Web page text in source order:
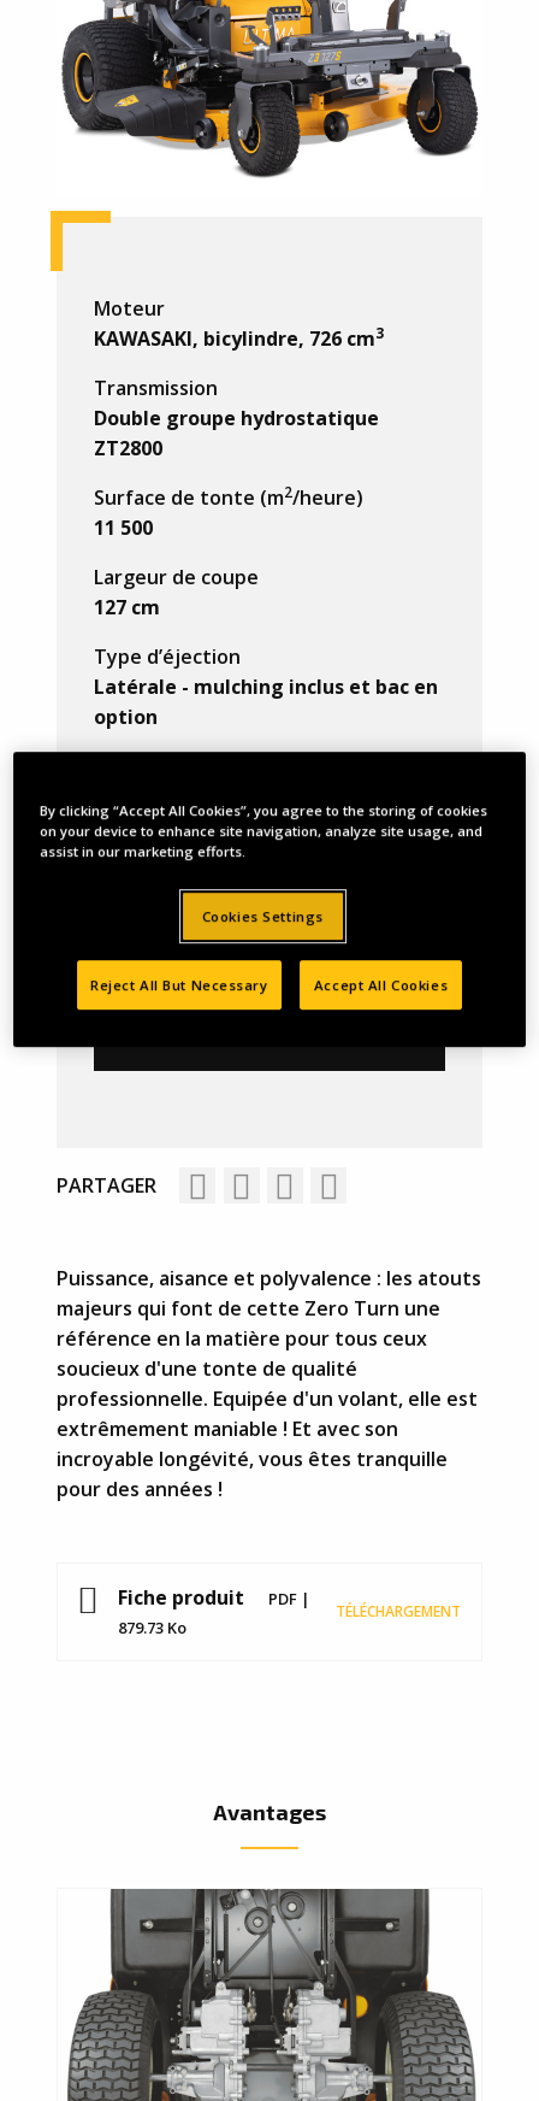
Avantages
Caracteristiques
Accessoires
Moteur
KAWASAKI, bicylindre, 726 cm3
Transmission
Double groupe hydrostatique
ZT2800
Surface de tonte (m2/heure)
11 500
Largeur de coupe
127 cm
Type d’éjection
Latérale - mulching inclus et bac en
option
PARTAGER
Puissance, aisance et polyvalence : les atouts
majeurs qui font de cette Zero Turn une
référence en la matière pour tous ceux
soucieux d'une tonte de qualité
professionnelle. Equipée d'un volant, elle est
extrêmement maniable ! Et avec son
incroyable longévité, vous êtes tranquille
pour des années !
Fiche produit
PDF |
879.73 Ko
TÉLÉCHARGEMENT
Avantages
By clicking “Accept All Cookies”, you agree to the storing of cookies
on your device to enhance site navigation, analyze site usage, and
assist in our marketing efforts.
Cookies Settings
Reject All But Necessary Accept All Cookies